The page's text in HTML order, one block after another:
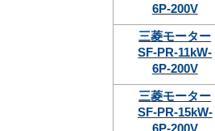
6P-200V
三菱モーター
SF-PR-11kW-
6P-200V
三菱モーター
SF-PR-15kW-
6P-200V